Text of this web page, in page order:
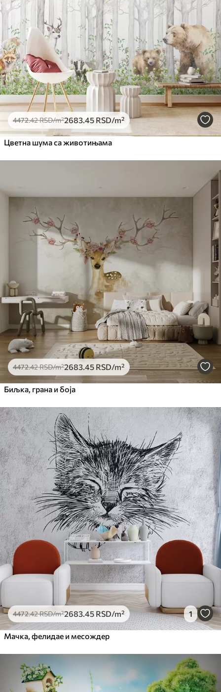
Премиум
5525 .003315.00 RSD /m²
Премиум
6333.333800 .00RSD/m²
Peel and Stick
8166.674900.00RSD/m²
4472.42RSD/m²2683 .45 RSD/m²
Цветна шума са животињама
4472.42RSD/m²2683 .45 RSD/m²
Биљка, грана и боја
4472.42RSD/m²2683 .45 RSD/m² 1
Мачка, фелидае и месождер